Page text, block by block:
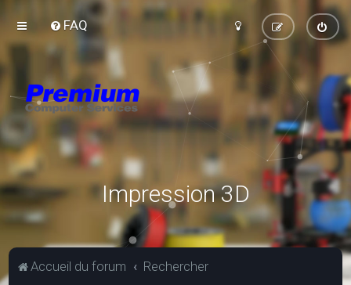
FAQ
Impression 3D
Accueil du forum Rechercher